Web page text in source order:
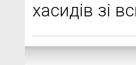
хасидів зі